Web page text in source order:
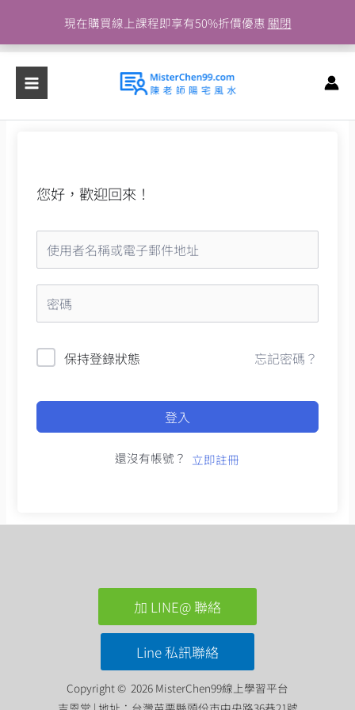
現在購買線上課程即享有50%折價優惠 關閉
主
容
您好，歡迎回來！
保持登錄狀態 忘記密碼？
登入
還沒有帳號？ 立即註冊
加 LINE@ 聯絡
Line 私訊聯絡
Copyright © 2026 MisterChen99線上學習平台